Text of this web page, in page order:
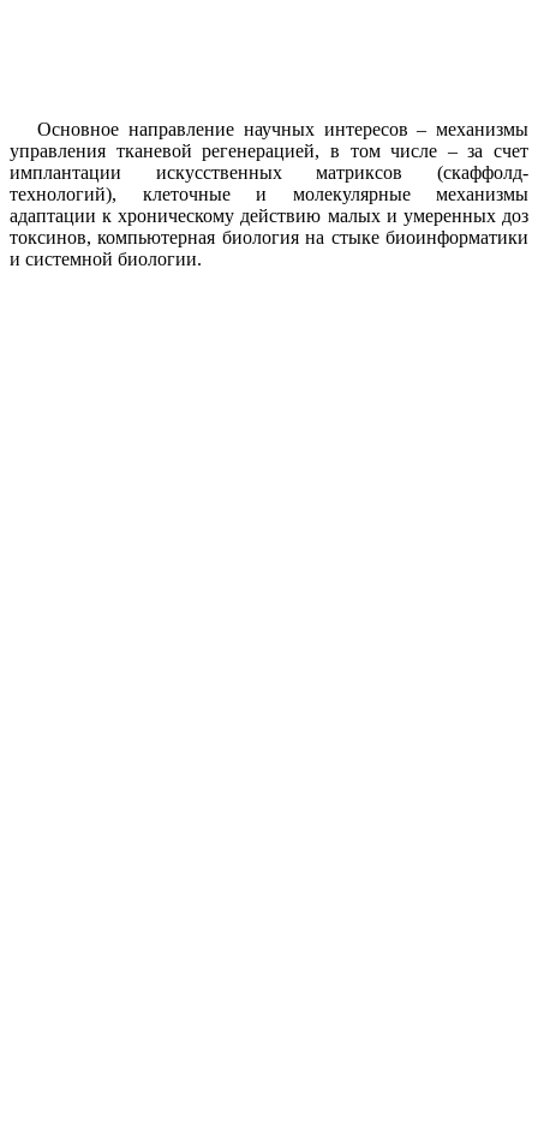
Основное направление научных интересов – механизмы
управления тканевой регенерацией, в том числе – за счет
имплантации искусственных матриксов (скаффолд-
технологий), клеточные и молекулярные механизмы
адаптации к хроническому действию малых и умеренных доз
токсинов, компьютерная биология на стыке биоинформатики
и системной биологии.